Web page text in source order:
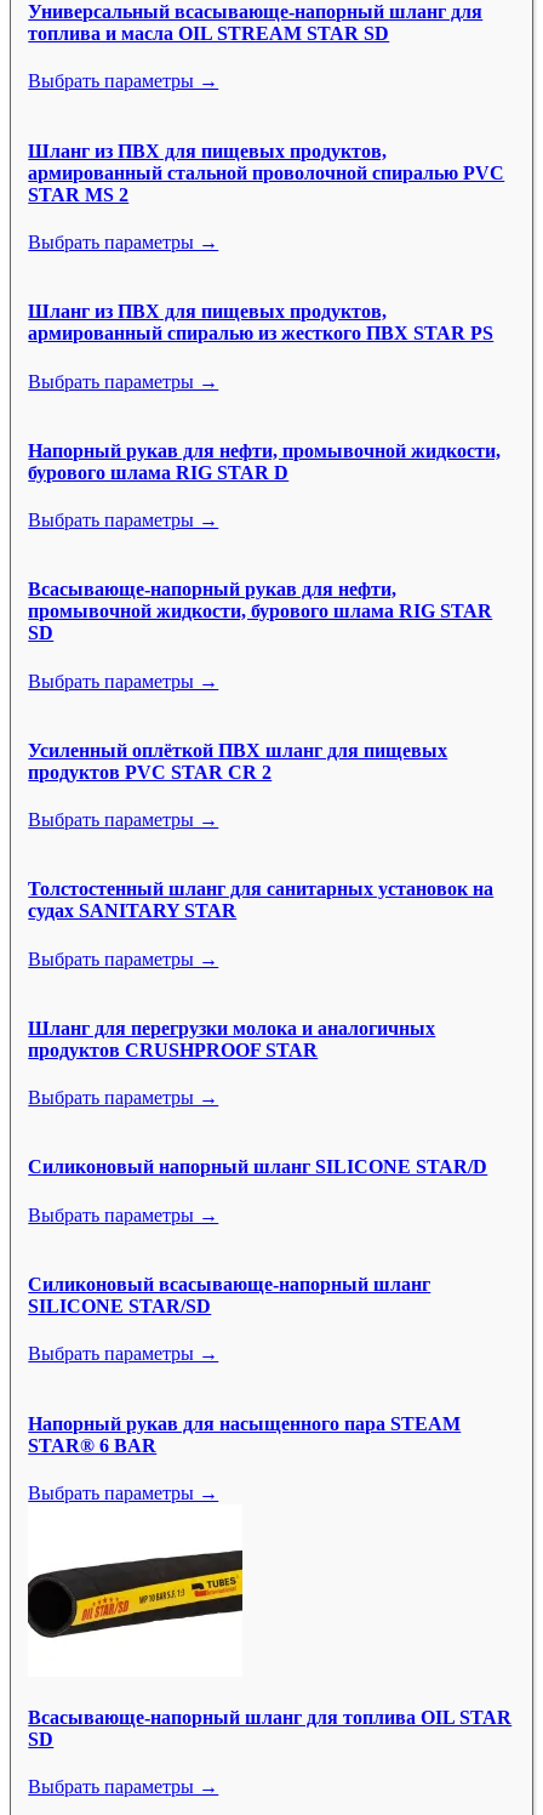
Универсальный всасывающе-напорный шланг для
топлива и масла OIL STREAM STAR SD
Выбрать параметры →
Шланг из ПВХ для пищевых продуктов,
армированный стальной проволочной спиралью PVC
STAR MS 2
Выбрать параметры →
Шланг из ПВХ для пищевых продуктов,
армированный спиралью из жесткого ПВХ STAR PS
Выбрать параметры →
Напорный рукав для нефти, промывочной жидкости,
бурового шлама RIG STAR D
Выбрать параметры →
Всасывающе-напорный рукав для нефти,
промывочной жидкости, бурового шлама RIG STAR
SD
Выбрать параметры →
Усиленный оплёткой ПВХ шланг для пищевых
продуктов PVC STAR CR 2
Выбрать параметры →
Толстостенный шланг для санитарных установок на
судах SANITARY STAR
Выбрать параметры →
Шланг для перегрузки молока и аналогичных
продуктов CRUSHPROOF STAR
Выбрать параметры →
Силиконовый напорный шланг SILICONE STAR/D
Выбрать параметры →
Силиконовый всасывающе-напорный шланг
SILICONE STAR/SD
Выбрать параметры →
Напорный рукав для насыщенного пара STEAM
STAR® 6 BAR
Выбрать параметры →
Всасывающе-напорный шланг для топлива OIL STAR
SD
Выбрать параметры →